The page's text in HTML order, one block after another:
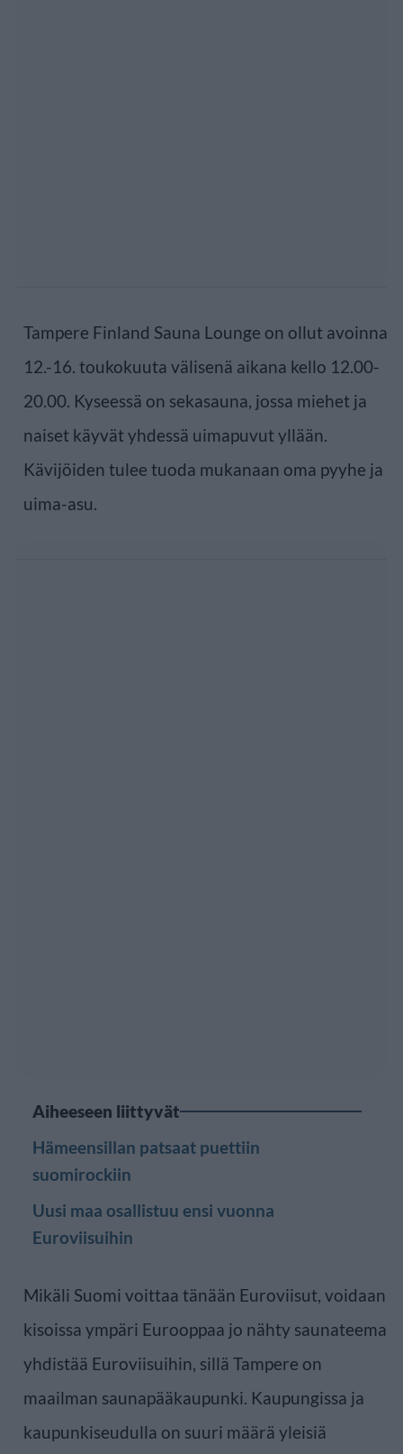
Tampere Finland Sauna Lounge on ollut avoinna
12.-16. toukokuuta välisenä aikana kello 12.00-
20.00. Kyseessä on sekasauna, jossa miehet ja
naiset käyvät yhdessä uimapuvut yllään.
Kävijöiden tulee tuoda mukanaan oma pyyhe ja
uima-asu.
Aiheeseen liittyvät
Hämeensillan patsaat puettiin
suomirockiin
Uusi maa osallistuu ensi vuonna
Euroviisuihin
Mikäli Suomi voittaa tänään Euroviisut, voidaan
kisoissa ympäri Eurooppaa jo nähty saunateema
yhdistää Euroviisuihin, sillä Tampere on
maailman saunapääkaupunki. Kaupungissa ja
kaupunkiseudulla on suuri määrä yleisiä